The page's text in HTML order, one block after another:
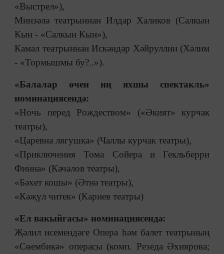
«Выстрел»),
Минзәлә театрыннан Илдар Халиков (Салкын
Кын - «Салкын Кын»),
Камал театрыннан Искәндәр Хәйруллин (Хәлим
- «Тормышмы бу?..»).
«Балалар өчен иң яхшы спектакль»
номинациясендә:
«Ночь перед Рождеством» («Әкият» курчак
театры),
«Царевна лягушка» (Чаллы курчак театры),
«Приключения Тома Сойера и Гекльберри
Финна» (Качалов театры),
«Бәхет кошы» (Әтнә театры),
«Кәҗүл читек» (Кариев театры)
«Ел вакыйгасы» номинациясендә:
Җәлил исемендәге Опера һәм балет театрының
«Сөембикә» операсы (комп. Резеда Әхиярова;